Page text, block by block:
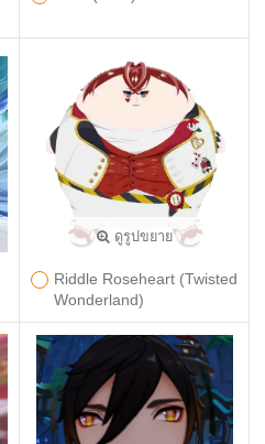
ดูรูปขยาย
Riddle Roseheart (Twisted
Wonderland)